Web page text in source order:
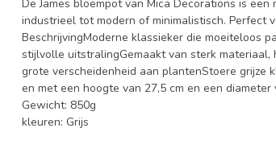
De James bloempot van Mica Decorations is
industrieel tot modern of minimalistisch. Perfect
BeschrijvingModerne klassieker die moeiteloos
stijlvolle uitstralingGemaakt van sterk
grote verscheidenheid aan plantenStoere grijze
en met een hoogte van 27,5 cm en een diameter
Gewicht: 850g
kleuren: Grijs